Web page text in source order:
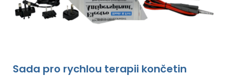
Sada pro rychlou terapii končetin